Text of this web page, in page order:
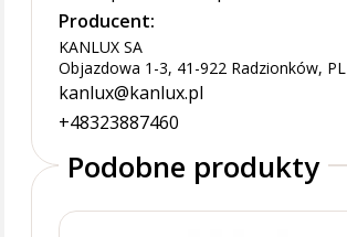
Producent:
KANLUX SA
Objazdowa 1-3, 41-922 Radzionków, PL
kanlux@kanlux.pl
+48323887460
Podobne produkty